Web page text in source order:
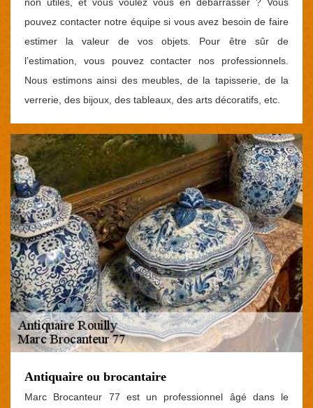
pouvez contacter notre équipe si vous avez besoin de faire
estimer la valeur de vos objets. Pour être sûr de
l’estimation, vous pouvez contacter nos professionnels.
Nous estimons ainsi des meubles, de la tapisserie, de la
verrerie, des bijoux, des tableaux, des arts décoratifs, etc.
Antiquaire ou brocantaire
Marc Brocanteur 77 est un professionnel âgé dans le